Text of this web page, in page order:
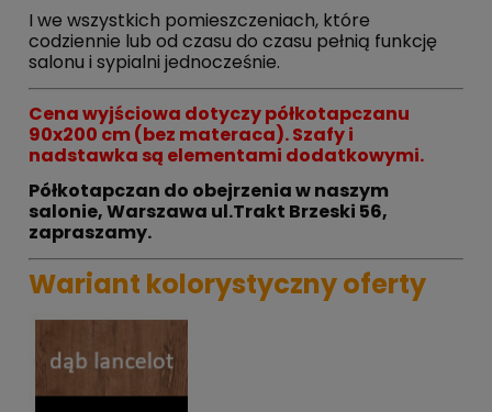
I we wszystkich pomieszczeniach, które
codziennie lub od czasu do czasu pełnią funkcję
salonu i sypialni jednocześnie.
Cena wyjściowa dotyczy półkotapczanu
90x200 cm (bez materaca). Szafy i
nadstawka są elementami dodatkowymi.
Półkotapczan do obejrzenia w naszym
salonie, Warszawa ul.Trakt Brzeski 56,
zapraszamy.
Wariant kolorystyczny oferty